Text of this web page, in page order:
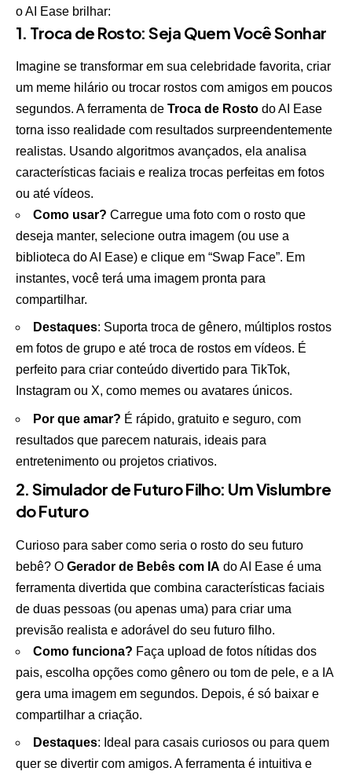
o AI Ease brilhar:
1. Troca de Rosto: Seja Quem Você Sonhar
Imagine se transformar em sua celebridade favorita, criar
um meme hilário ou trocar rostos com amigos em poucos
segundos. A ferramenta de Troca de Rosto do AI Ease
torna isso realidade com resultados surpreendentemente
realistas. Usando algoritmos avançados, ela analisa
características faciais e realiza trocas perfeitas em fotos
ou até vídeos.
Como usar? Carregue uma foto com o rosto que
deseja manter, selecione outra imagem (ou use a
biblioteca do AI Ease) e clique em “Swap Face”. Em
instantes, você terá uma imagem pronta para
compartilhar.
Destaques: Suporta troca de gênero, múltiplos rostos
em fotos de grupo e até troca de rostos em vídeos. É
perfeito para criar conteúdo divertido para TikTok,
Instagram ou X, como memes ou avatares únicos.
Por que amar? É rápido, gratuito e seguro, com
resultados que parecem naturais, ideais para
entretenimento ou projetos criativos.
2. Simulador de Futuro Filho: Um Vislumbre
do Futuro
Curioso para saber como seria o rosto do seu futuro
bebê? O Gerador de Bebês com IA do AI Ease é uma
ferramenta divertida que combina características faciais
de duas pessoas (ou apenas uma) para criar uma
previsão realista e adorável do seu futuro filho.
Como funciona? Faça upload de fotos nítidas dos
pais, escolha opções como gênero ou tom de pele, e a IA
gera uma imagem em segundos. Depois, é só baixar e
compartilhar a criação.
Destaques: Ideal para casais curiosos ou para quem
quer se divertir com amigos. A ferramenta é intuitiva e